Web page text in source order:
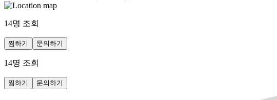
14명 조회
찜하기 문의하기
14명 조회
찜하기 문의하기